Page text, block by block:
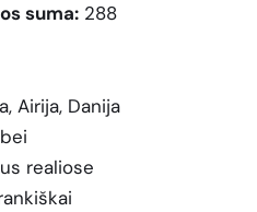
suma: 288
Airija, Danija
realiose